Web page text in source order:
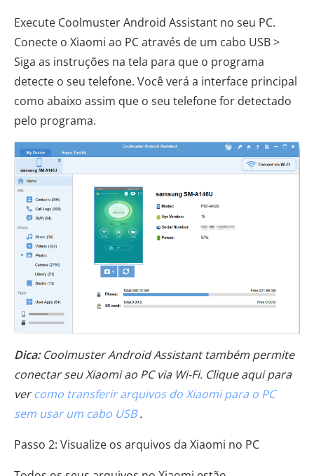
Execute Coolmuster Android Assistant no seu PC.
Conecte o Xiaomi ao PC através de um cabo USB >
Siga as instruções na tela para que o programa
detecte o seu telefone. Você verá a interface principal
como abaixo assim que o seu telefone for detectado
pelo programa.
Dica:Coolmuster Android Assistant também permite
conectar seu Xiaomi ao PC via Wi-Fi. Clique aqui para
vercomo transferir arquivos do Xiaomi para o PC
sem usar um cabo USB.
Passo 2: Visualize os arquivos da Xiaomi no PC